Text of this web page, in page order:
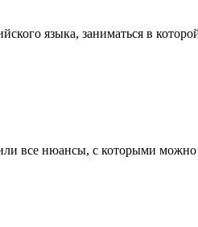
языка, заниматься в
все нюансы, с которыми можно